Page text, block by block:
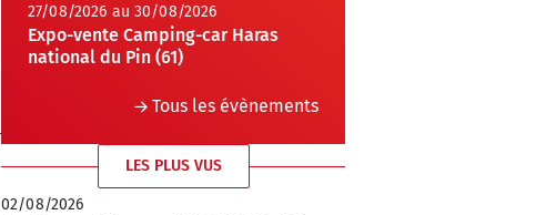
27/08/2026 au 30/08/2026
Expo-vente Camping-car Haras
national du Pin (61)
Tous les évènements
LES PLUS VUS
02/08/2026